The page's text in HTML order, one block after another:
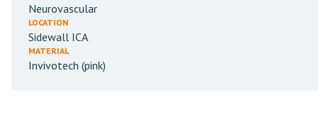
Neurovascular
LOCATION
Sidewall ICA
MATERIAL
Invivotech (pink)